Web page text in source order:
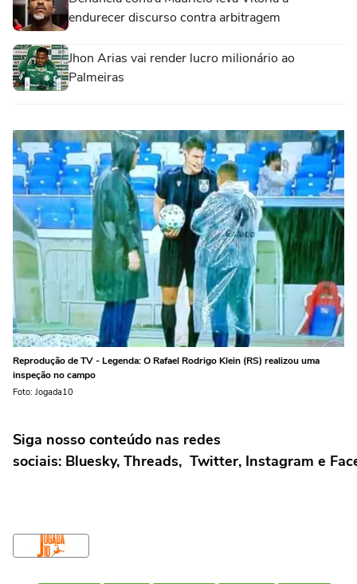
endurecer discurso contra arbitragem
Jhon Arias vai render lucro milionário ao
Palmeiras
Reprodução de TV - Legenda: O Rafael Rodrigo Klein (RS) realizou uma
inspeção no campo
Foto: Jogada10
Siga nosso conteúdo nas redes
sociais: Bluesky, Threads, Twitter, Instagram e